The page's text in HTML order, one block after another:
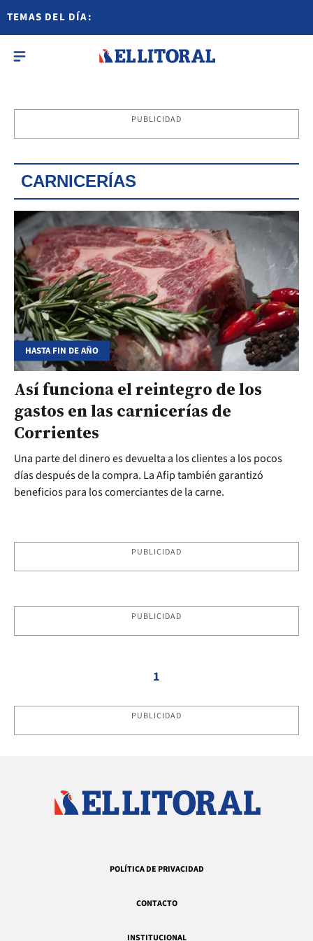
TEMAS DEL DÍA:
PUBLICIDAD
CARNICERÍAS
HASTA FIN DE AÑO
Así funciona el reintegro de los
gastos en las carnicerías de
Corrientes
Una parte del dinero es devuelta a los clientes a los pocos
días después de la compra. La Afip también garantizó
beneficios para los comerciantes de la carne.
PUBLICIDAD
PUBLICIDAD
1
PUBLICIDAD
POLÍTICA DE PRIVACIDAD
CONTACTO
INSTITUCIONAL